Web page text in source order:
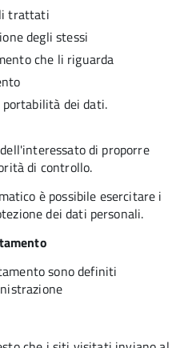
trattati
degli stessi
che li riguarda
dei dati.
di proporre
di controllo.
è possibile esercitare i
dei dati personali.
sono definiti